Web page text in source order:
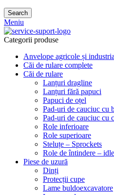
Search
Meniu
Categorii produse
Anvelope agricole și
Căi de rulare complete
Căi de rulare
Lanțuri dragline
Lanțuri fără papuci
Papuci de oțel
Pad-uri de cauciuc cu
Pad-uri de cauciuc cu
Role inferioare
Role superioare
Steluțe – Sprockets
Role de întindere –
Piese de uzură
Dinți
Protecții cupe
Lame buldoexcavatore